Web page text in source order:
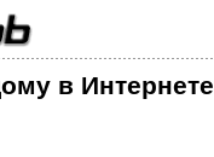
в Интернете